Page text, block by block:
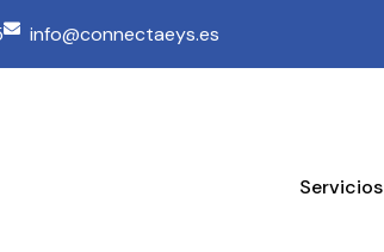
info@connectaeys.es
Servicios